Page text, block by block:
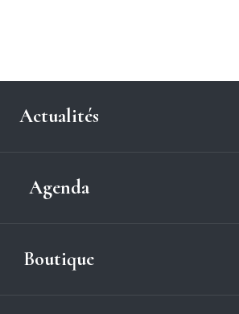
Actualités
Agenda
Boutique